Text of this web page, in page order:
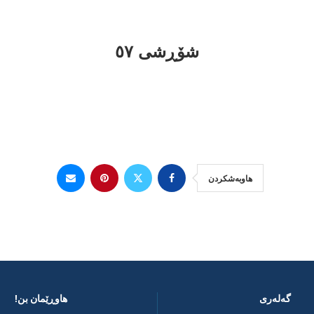
شۆڕشی ٥٧
هاوبەشکردن
گەلەری هاوڕێمان بن! ​